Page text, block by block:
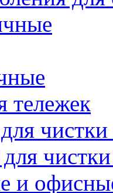
тележек
чистки
и